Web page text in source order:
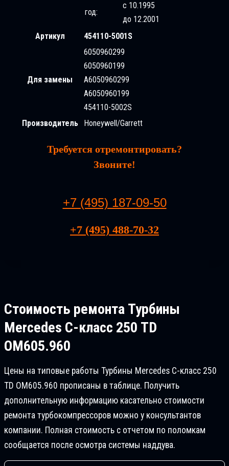
год:
с 10.1995
до 12.2001
Артикул
454110-5001S
Для замены
6050960299
6050960199
A6050960299
A6050960199
454110-5002S
Производитель
Honeywell/Garrett
Требуется отремонтировать?
Звоните!
+7 (495) 187-09-50
+7 (495) 488-70-32
Стоимость ремонта Турбины
Mercedes C-класс 250 TD
OM605.960
Цены на типовые работы Турбины Mercedes C-класс 250
TD OM605.960 прописаны в таблице. Получить
дополнительную информацию касательно стоимости
ремонта турбокомпрессоров можно у консультантов
компании. Полная стоимость с отчетом по поломкам
сообщается после осмотра системы наддува.